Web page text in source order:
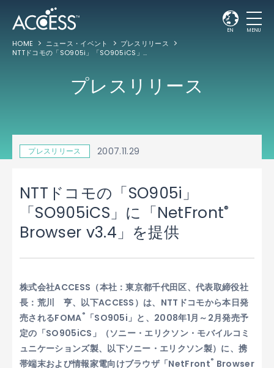
EN MENU
HOME ニュース・イベント
プレスリリース
NTTドコモの「SO905i」「SO905iCS」に「NetFront
プレスリリース
プレスリリース 2007.11.29
NTTドコモの「SO905i」
「SO905iCS」に「NetFront®
Browser v3.4」を提供
株式会社ACCESS（本社：東京都千代田区、代表取締役社
長：荒川 亨、以下ACCESS）は、NTTドコモから本日発
売されるFOMA®
「SO905i」と、2008年1月～2月発売予
定の「SO905iCS」（ソニー・エリクソン・モバイルコミ
ュニケーションズ製、以下ソニー・エリクソン製）に、携
帯端末および情報家電向けブラウザ「NetFront® Browser